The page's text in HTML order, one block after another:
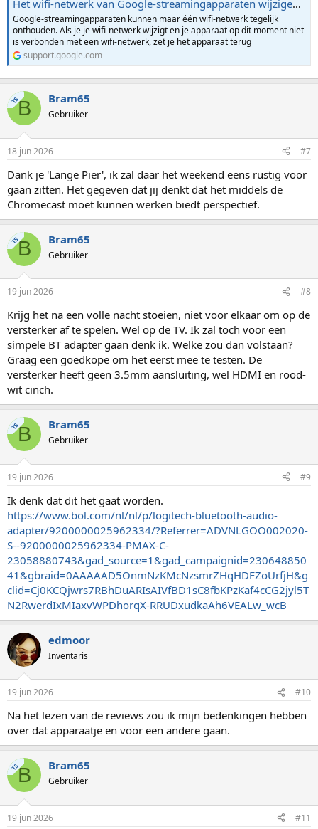
Het wifi-netwerk van Google-streamingapparaten wijzigen - Streaming Help
Google-streamingapparaten kunnen maar één wifi-netwerk tegelijk
onthouden. Als je je wifi-netwerk wijzigt en je apparaat op dit moment niet
is verbonden met een wifi-netwerk, zet je het apparaat terug
support.google.com
TSB Bram65
Gebruiker
18 jun 2026 #7
Dank je 'Lange Pier', ik zal daar het weekend eens rustig voor
gaan zitten. Het gegeven dat jij denkt dat het middels de
Chromecast moet kunnen werken biedt perspectief.
TSB Bram65
Gebruiker
19 jun 2026 #8
Krijg het na een volle nacht stoeien, niet voor elkaar om op de
versterker af te spelen. Wel op de TV. Ik zal toch voor een
simpele BT adapter gaan denk ik. Welke zou dan volstaan?
Graag een goedkope om het eerst mee te testen. De
versterker heeft geen 3.5mm aansluiting, wel HDMI en rood-
wit cinch.
TSB Bram65
Gebruiker
19 jun 2026 #9
Ik denk dat dit het gaat worden.
https://www.bol.com/nl/nl/p/logitech-bluetooth-audio-
adapter/9200000025962334/?Referrer=ADVNLGOO002020-
S--9200000025962334-PMAX-C-
23058880743&gad_source=1&gad_campaignid=230648850
41&gbraid=0AAAAAD5OnmNzKMcNzsmrZHqHDFZoUrfjH&g
clid=Cj0KCQjwrs7RBhDuARIsAIVfBD1sC8fbKPzKaf4cCG2jyl5T
N2RwerdIxMIaxvWPDhorqX-RRUDxudkaAh6VEALw_wcB
edmoor
Inventaris
19 jun 2026 #10
Na het lezen van de reviews zou ik mijn bedenkingen hebben
over dat apparaatje en voor een andere gaan.
TSB Bram65
Gebruiker
19 jun 2026 #11